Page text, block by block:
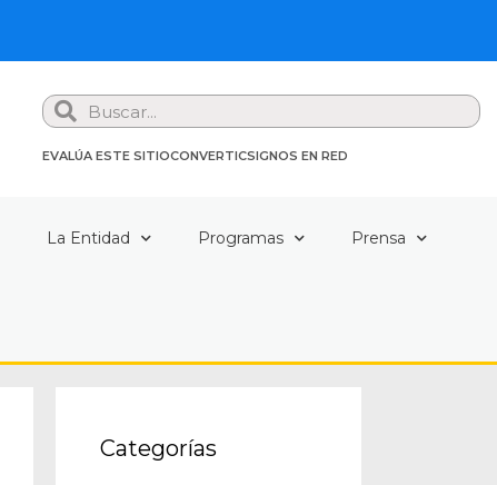
Search
EVALÚA ESTE SITIOCONVERTICSIGNOS EN RED
La Entidad Programas Prensa
Categorías